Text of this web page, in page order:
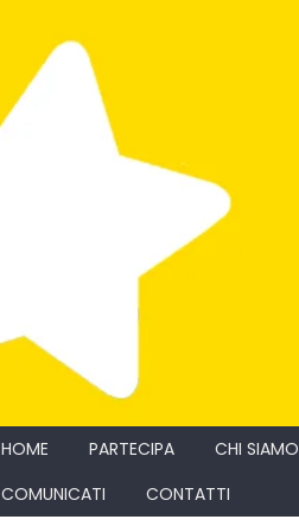
HOME PARTECIPA CHI SIAMO
COMUNICATI
CONTATTI